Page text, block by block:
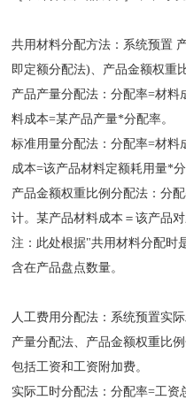
共用材料分配方法：系统预置
即定额分配法)、产品金额权重
产品产量分配法：分配率=材
料成本=某产品产量*分配率。
标准用量分配法：分配率=材
成本=该产品材料定额耗用量*分
产品金额权重比例分配法：分
计。某产品材料成本＝该产品
注：此处根据"共用材料分配时
含在产品盘点数量。
人工费用分配法：系统预置实
产量分配法、产品金额权重比
包括工资和工资附加费。
实际工时分配法：分配率=工